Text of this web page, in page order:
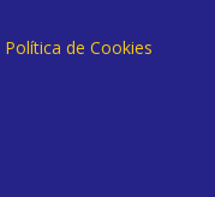
Política de Cookies